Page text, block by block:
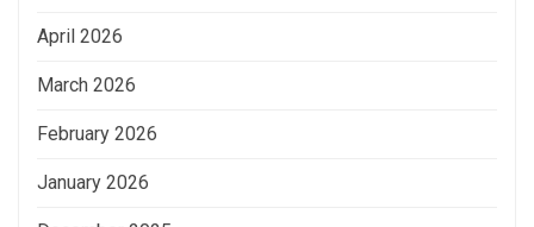
April 2026
March 2026
February 2026
January 2026